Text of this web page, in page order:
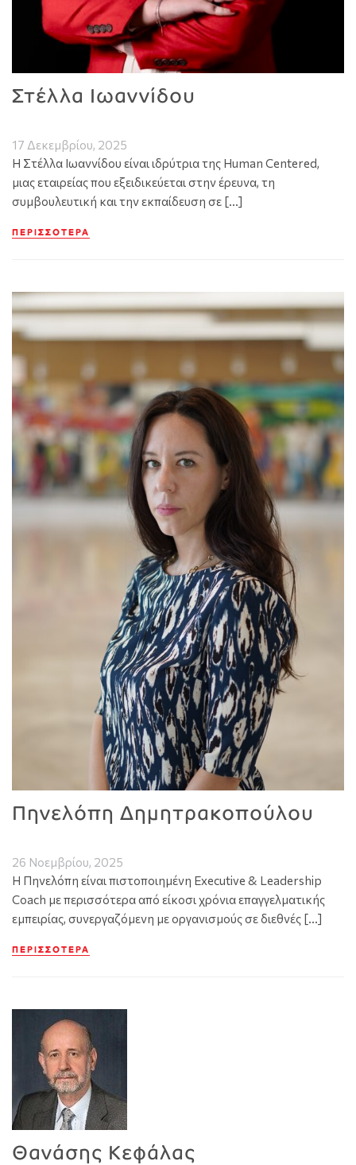
Στέλλα Ιωαννίδου
17 Δεκεμβρίου, 2025
Η Στέλλα Ιωαννίδου είναι ιδρύτρια της Human Centered,
μιας εταιρείας που εξειδικεύεται στην έρευνα, τη
συμβουλευτική και την εκπαίδευση σε […]
ΠΕΡΙΣΣΌΤΕΡΑ
Πηνελόπη Δημητρακοπούλου
26 Νοεμβρίου, 2025
Η Πηνελόπη είναι πιστοποιημένη Executive & Leadership
Coach με περισσότερα από είκοσι χρόνια επαγγελματικής
εμπειρίας, συνεργαζόμενη με οργανισμούς σε διεθνές […]
ΠΕΡΙΣΣΌΤΕΡΑ
Θανάσης Κεφάλας